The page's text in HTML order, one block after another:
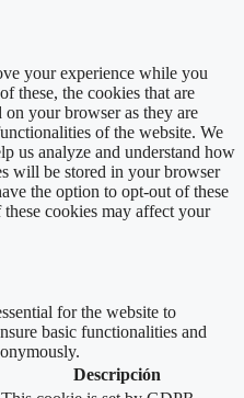
your experience while you
these, the cookies that are
on your browser as they are
of the website. We
us analyze and understand how
will be stored in your browser
the option to opt-out of these
cookies may affect your
for the website to
basic functionalities and
Descripción